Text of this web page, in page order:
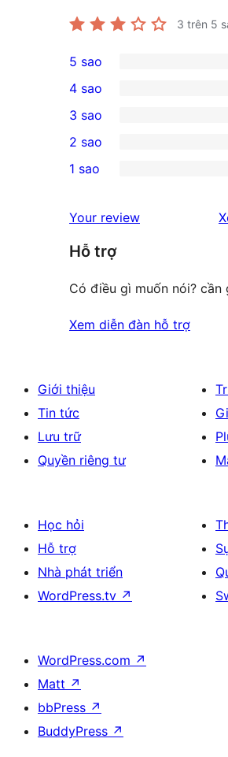
3 trên 5
1
5-
star
review
5 sao
4-
star
reviews
4 sao
0
3-
star
3 sao
2-
reviews
2 sao
star
review
1 sao
Your review
Hỗ trợ
Có điều gì muốn nói? cần
Xem diễn đàn hỗ trợ
Giới thiệu
Tin tức
Lưu trữ
Quyền riêng tư
Học hỏi
Hỗ trợ
Nhà phát triển
WordPress.tv ↗
WordPress.com ↗
Matt ↗
bbPress ↗
BuddyPress ↗